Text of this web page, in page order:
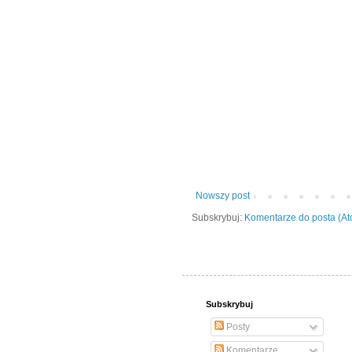
Nowszy post
Subskrybuj: Komentarze do posta
Subskrybuj
Posty